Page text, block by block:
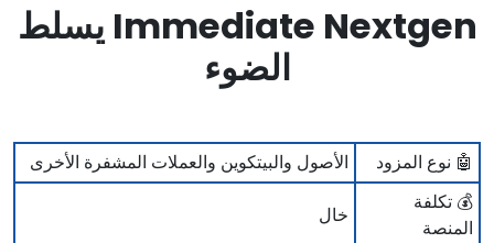
Immediate Nextgen يسلط
الضوء
🤖 نوع المزود
الأصول والبيتكوين والعملات المشفرة الأخرى
💰 تكلفة
المنصة
خال